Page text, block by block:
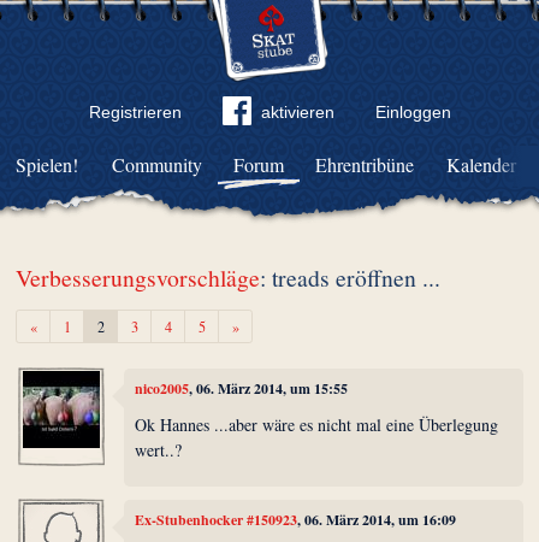
Registrieren aktivieren Einloggen
Community Forum Ehrentribüne Kalender
Spielen!
Verbesserungsvorschläge: treads eröffnen ...
«Zurück1 2 3 4 5 »Weiter
nico2005, 06. März 2014, um 15:55
Ok Hannes ...aber wäre es nicht mal eine Überlegung
wert..?
Ex-Stubenhocker #150923, 06. März 2014, um 16:09